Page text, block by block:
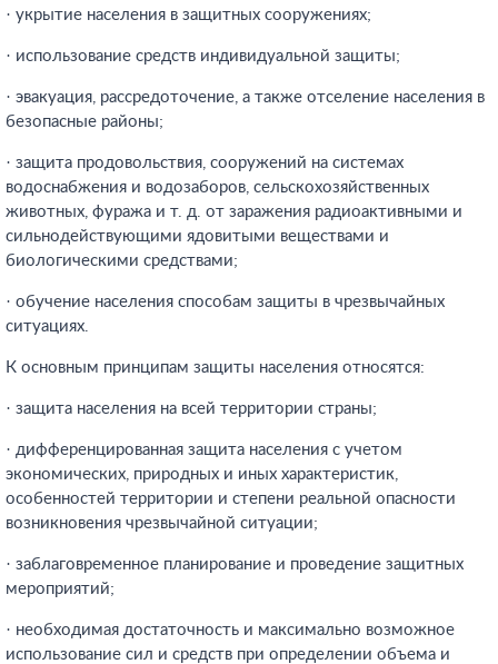
· укрытие населения в защитных сооружениях;
· использование средств индивидуальной защиты;
· эвакуация, рассредоточение, а также отселение населения в
безопасные районы;
· защита продовольствия, сооружений на системах
водоснабжения и водозаборов, сельскохозяйственных
животных, фуража и т. д. от заражения радиоактивными и
сильнодействующими ядовитыми веществами и
биологическими средствами;
· обучение населения способам защиты в чрезвычайных
ситуациях.
К основным принципам защиты населения относятся:
· защита населения на всей территории страны;
· дифференцированная защита населения с учетом
экономических, природных и иных характеристик,
особенностей территории и степени реальной опасности
возникновения чрезвычайной ситуации;
· заблаговременное планирование и проведение защитных
мероприятий;
· необходимая достаточность и максимально возможное
использование сил и средств при определении объема и